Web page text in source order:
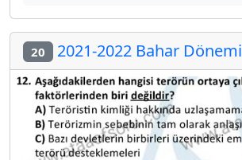
20 2021-2022 Bahar Dönemi